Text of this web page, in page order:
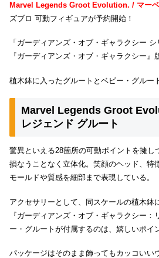
Marvel Legends Groot Evolution. / マー
ズブロ 可動フィギュアが予約開始！
「ガーディアンズ・オブ・ギャラクシー
『ガーディアンズ・オブ・ギャラクシー』
植木鉢に入ったグルートとベビー・グルー
Marvel Legends Groot
レジェンド グルート
驚異といえる28箇所の可動ポイントを擁し
損なうことなく立体化。笑顔のヘッド、特
モールドや質感を細部まで表現している。
アクセサリーとして、同スケールの植木鉢
『ガーディアンズ・オブ・ギャラクシー
ー・グルートが付属するのは、嬉しいポイ
パッケージはそのまま飾ってもカッコいい